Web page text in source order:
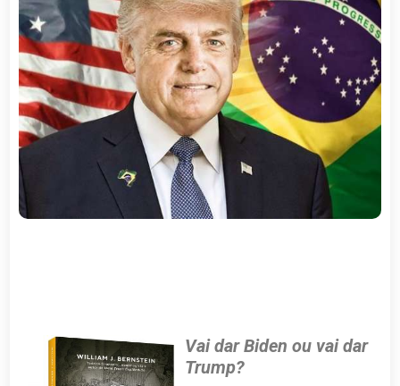
Vai dar Biden ou vai dar
Trump?